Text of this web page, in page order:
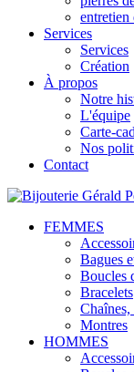
entretien
Services
Services
Création
À propos
Notre
L'équipe
Carte-
Nos
Contact
FEMMES
Bagues
Boucles
Bracelets
Montres
HOMMES